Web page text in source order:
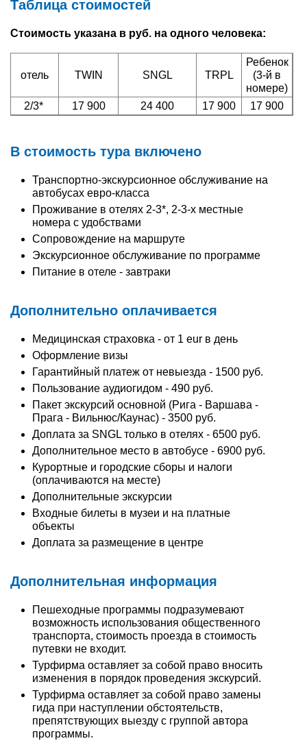
Таблица стоимостей
Стоимость указана в руб. на одного человека:
отель TWIN SNGL TRPL
Ребенок
(3-й в
номере)
2/3*
17 900 24 400 17 900 17 900
В стоимость тура включено
Транспортно-экскурсионное обслуживание на
автобусах евро-класса
Проживание в отелях 2-3*, 2-3-х местные
номера с удобствами
Сопровождение на маршруте
Экскурсионное обслуживание по программе
Питание в отеле - завтраки
Дополнительно оплачивается
Медицинская страховка - от 1 eur в день
Оформление визы
Гарантийный платеж от невыезда - 1500 руб.
Пользование аудиогидом - 490 руб.
Пакет экскурсий основной (Рига - Варшава -
Прага - Вильнюс/Каунас) - 3500 руб.
Доплата за SNGL только в отелях - 6500 руб.
Дополнительное место в автобусе - 6900 руб.
Курортные и городские сборы и налоги
(оплачиваются на месте)
Дополнительные экскурсии
Входные билеты в музеи и на платные
объекты
Доплата за размещение в центре
Дополнительная информация
Пешеходные программы подразумевают
возможность использования общественного
транспорта, стоимость проезда в стоимость
путевки не входит.
Турфирма оставляет за собой право вносить
изменения в порядок проведения экскурсий.
Турфирма оставляет за собой право замены
гида при наступлении обстоятельств,
препятствующих выезду с группой автора
программы.